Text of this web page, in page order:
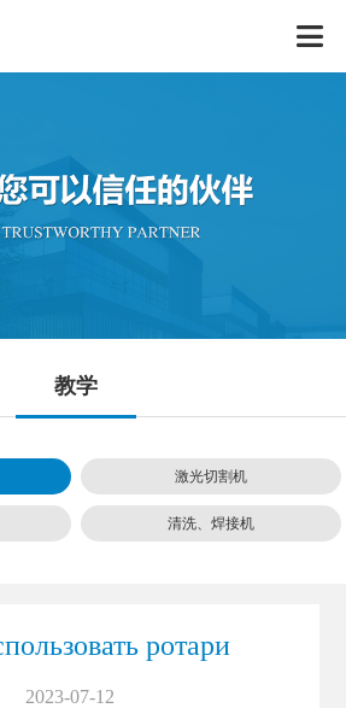
教学
激光切割机
清洗、焊接机
ротари
2023-07-12